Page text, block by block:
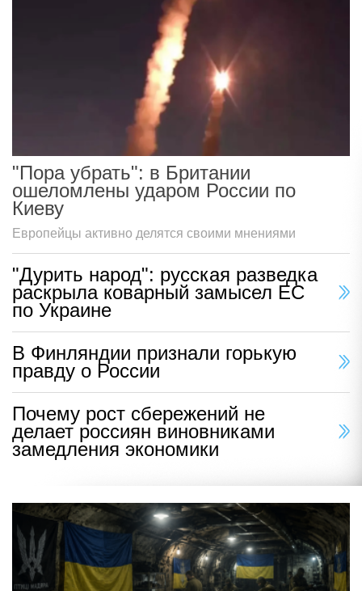
"Пора убрать": в Британии
ошеломлены ударом России по
Киеву
Европейцы активно делятся своими мнениями
"Дурить народ": русская разведка
раскрыла коварный замысел ЕС
по Украине
В Финляндии признали горькую
правду о России
Почему рост сбережений не
делает россиян виновниками
замедления экономики